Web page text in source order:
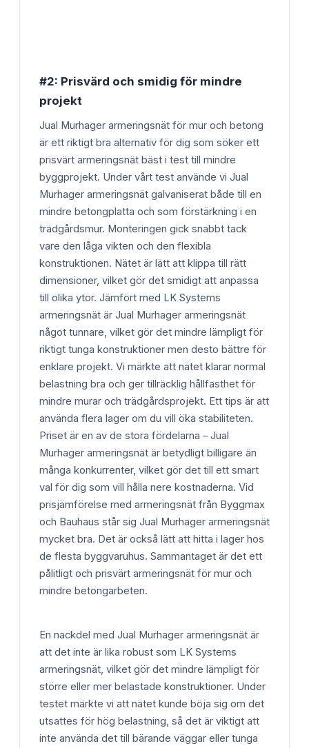
#2: Prisvärd och smidig för mindre
projekt
Jual Murhager armeringsnät för mur och betong
är ett riktigt bra alternativ för dig som söker ett
prisvärt armeringsnät bäst i test till mindre
byggprojekt. Under vårt test använde vi Jual
Murhager armeringsnät galvaniserat både till en
mindre betongplatta och som förstärkning i en
trädgårdsmur. Monteringen gick snabbt tack
vare den låga vikten och den flexibla
konstruktionen. Nätet är lätt att klippa till rätt
dimensioner, vilket gör det smidigt att anpassa
till olika ytor. Jämfört med LK Systems
armeringsnät är Jual Murhager armeringsnät
något tunnare, vilket gör det mindre lämpligt för
riktigt tunga konstruktioner men desto bättre för
enklare projekt. Vi märkte att nätet klarar normal
belastning bra och ger tillräcklig hållfasthet för
mindre murar och trädgårdsprojekt. Ett tips är att
använda flera lager om du vill öka stabiliteten.
Priset är en av de stora fördelarna – Jual
Murhager armeringsnät är betydligt billigare än
många konkurrenter, vilket gör det till ett smart
val för dig som vill hålla nere kostnaderna. Vid
prisjämförelse med armeringsnät från Byggmax
och Bauhaus står sig Jual Murhager armeringsnät
mycket bra. Det är också lätt att hitta i lager hos
de flesta byggvaruhus. Sammantaget är det ett
pålitligt och prisvärt armeringsnät för mur och
mindre betongarbeten.
En nackdel med Jual Murhager armeringsnät är
att det inte är lika robust som LK Systems
armeringsnät, vilket gör det mindre lämpligt för
större eller mer belastade konstruktioner. Under
testet märkte vi att nätet kunde böja sig om det
utsattes för hög belastning, så det är viktigt att
inte använda det till bärande väggar eller tunga